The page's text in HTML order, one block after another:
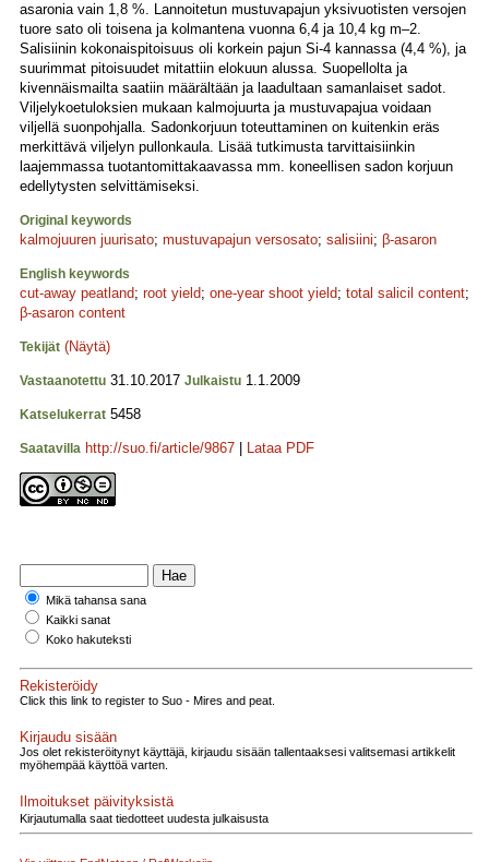
asaronia vain 1,8 %. Lannoitetun mustuvapajun yksivuotisten versojen
tuore sato oli toisena ja kolmantena vuonna 6,4 ja 10,4 kg m–2.
Salisiinin kokonaispitoisuus oli korkein pajun Si-4 kannassa (4,4 %), ja
suurimmat pitoisuudet mitattiin elokuun alussa. Suopellolta ja
kivennäismailta saatiin määrältään ja laadultaan samanlaiset sadot.
Viljelykoetuloksien mukaan kalmojuurta ja mustuvapajua voidaan
viljellä suonpohjalla. Sadonkorjuun toteuttaminen on kuitenkin eräs
merkittävä viljelyn pullonkaula. Lisää tutkimusta tarvittaisiinkin
laajemmassa tuotantomittakaavassa mm. koneellisen sadon korjuun
edellytysten selvittämiseksi.
Original keywords
kalmojuuren juurisato; mustuvapajun versosato; salisiini; β-asaron
English keywords
cut-away peatland; root yield; one-year shoot yield; total salicil content;
β-asaron content
Tekijät (Näytä)
Vastaanotettu 31.10.2017 Julkaistu 1.1.2009
Katselukerrat 5458
Saatavilla http://suo.fi/article/9867 Lataa PDF
Mikä tahansa sana
Kaikki sanat
Koko hakuteksti
Rekisteröidy
Click this link to register to Suo - Mires and peat.
Kirjaudu sisään
Jos olet rekisteröitynyt käyttäjä, kirjaudu sisään tallentaaksesi valitsemasi artikkelit
myöhempää käyttöä varten.
Ilmoitukset päivityksistä
Kirjautumalla saat tiedotteet uudesta julkaisusta